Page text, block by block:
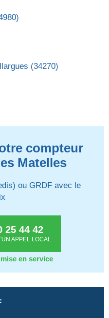
(34270)
compteur
Matelles
ou GRDF avec le
25 44 42
APPEL LOCAL
en service